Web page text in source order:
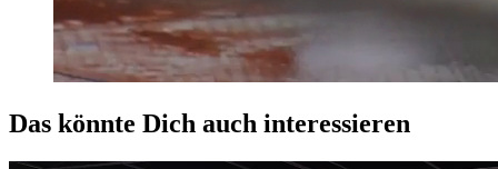
Das könnte Dich auch interessieren